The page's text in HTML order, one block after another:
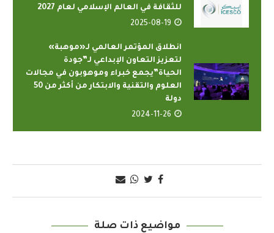
للثقافة في العالم الإسلامي لعام 2027
2025-08-19
انطلاق المؤتمر العالمي لـ«موهبة»
لتعزيز التعاون الإبداعي لـ”جودة
الحياة”يجمع خبراء وموهوبون في مجالات
العلوم والتقنية والابتكار من أكثر من 50
دولة
2024-11-26
مواضيع ذات صلة